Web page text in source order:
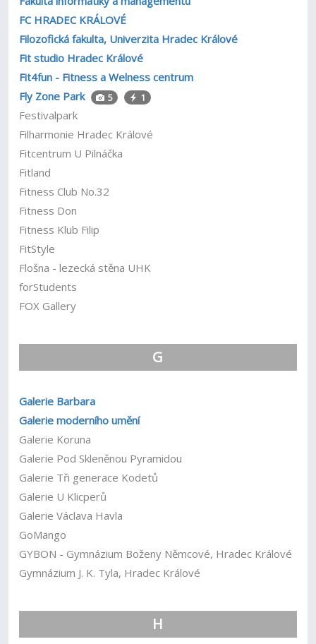
FC HRADEC KRÁLOVÉ
Filozofická fakulta, Univerzita Hradec Králové
Fit studio Hradec Králové
Fit4fun - Fitness a Welness centrum
Fly Zone Park
5 1
Festivalpark
Filharmonie Hradec Králové
Fitcentrum U Pilnáčka
Fitland
Fitness Club No.32
Fitness Don
Fitness Klub Filip
FitStyle
Flošna - lezecká stěna UHK
forStudents
FOX Gallery
G
Galerie Barbara
Galerie moderního umění
Galerie Koruna
Galerie Pod Skleněnou Pyramidou
Galerie Tři generace Kodetů
Galerie U Klicperů
Galerie Václava Havla
GoMango
GYBON - Gymnázium Boženy Němcové, Hradec Králové
Gymnázium J. K. Tyla, Hradec Králové
H